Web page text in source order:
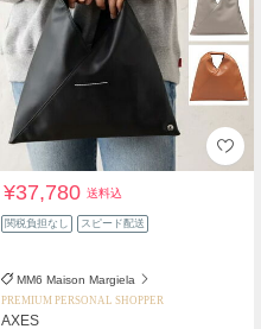
¥37,780送料込
関税負担なし スピード配送
MM6 Maison Margiela
PREMIUM PERSONAL SHOPPER
AXES